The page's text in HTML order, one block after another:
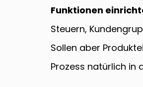
Funktionen
Steuern,
Sollen aber
Prozess natürlich in